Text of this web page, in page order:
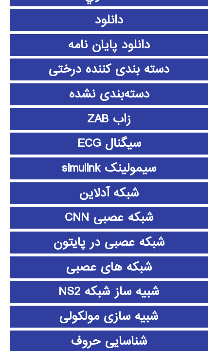
دانلود
دانلود پايان نامه
دسته بندی کننده درختی
دسته‌بندی نشده
زاب ZAB
سیگنال ECG
سیمولینک simulink
شبکه آدلاین
شبکه عصبی CNN
شبکه عصبی در پایتون
شبکه های عصبی
شبیه ساز شبکه NS2
شبیه سازی مولکولی
شناسایی حروف